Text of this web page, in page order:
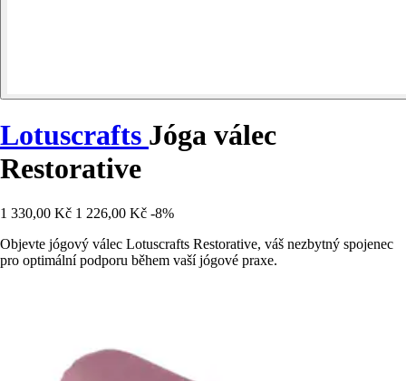
Lotuscrafts Jóga válec
Restorative
1 330,00 Kč 1 226,00 Kč -8%
Objevte jógový válec Lotuscrafts Restorative, váš nezbytný spojenec
pro optimální podporu během vaší jógové praxe.